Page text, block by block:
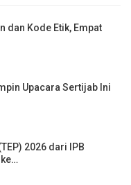
dan Kode Etik, Empat
Upacara Sertijab Ini
2026 dari IPB